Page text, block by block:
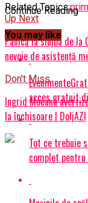
Related Topics:
Up Next
Panică la slujba de la
nevoie de asistență
Don't Miss
Ingrid Mocanu
la închisoare | DoljAZI
Continue Reading
You may like
acces gratuit
Tot ce trebuie
complet